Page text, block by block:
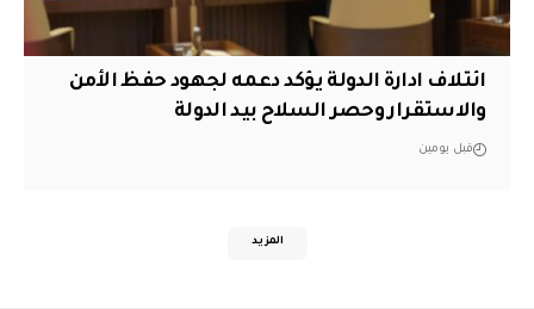
ائتلاف ادارة الدولة يؤكد دعمه لجهود حفظ الأمن
والاستقرار وحصر السلاح بيد الدولة
قبل يومين
المزيد